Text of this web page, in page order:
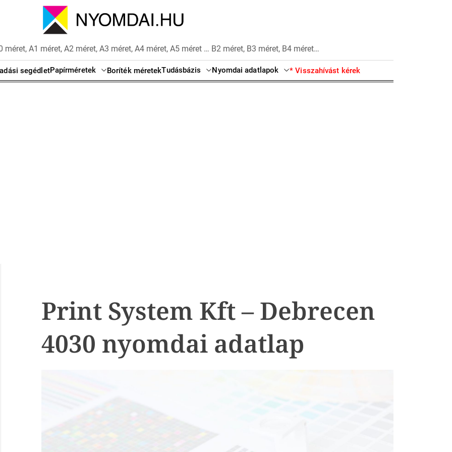
A1 méret, A2 méret, A3 méret, A4 méret, A5 méret … B2 méret, B3 méret, B4 méret…
segédletPapírméretek Boríték méretekTudásbázis Nyomdai adatlapok * Visszahívást kérek
Print System Kft – Debrecen
4030 nyomdai adatlap